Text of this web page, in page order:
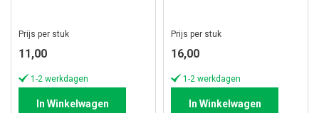
Prijs per stuk
11,00
1-2 werkdagen
In Winkelwagen
Prijs per stuk
16,00
1-2 werkdagen
In Winkelwagen